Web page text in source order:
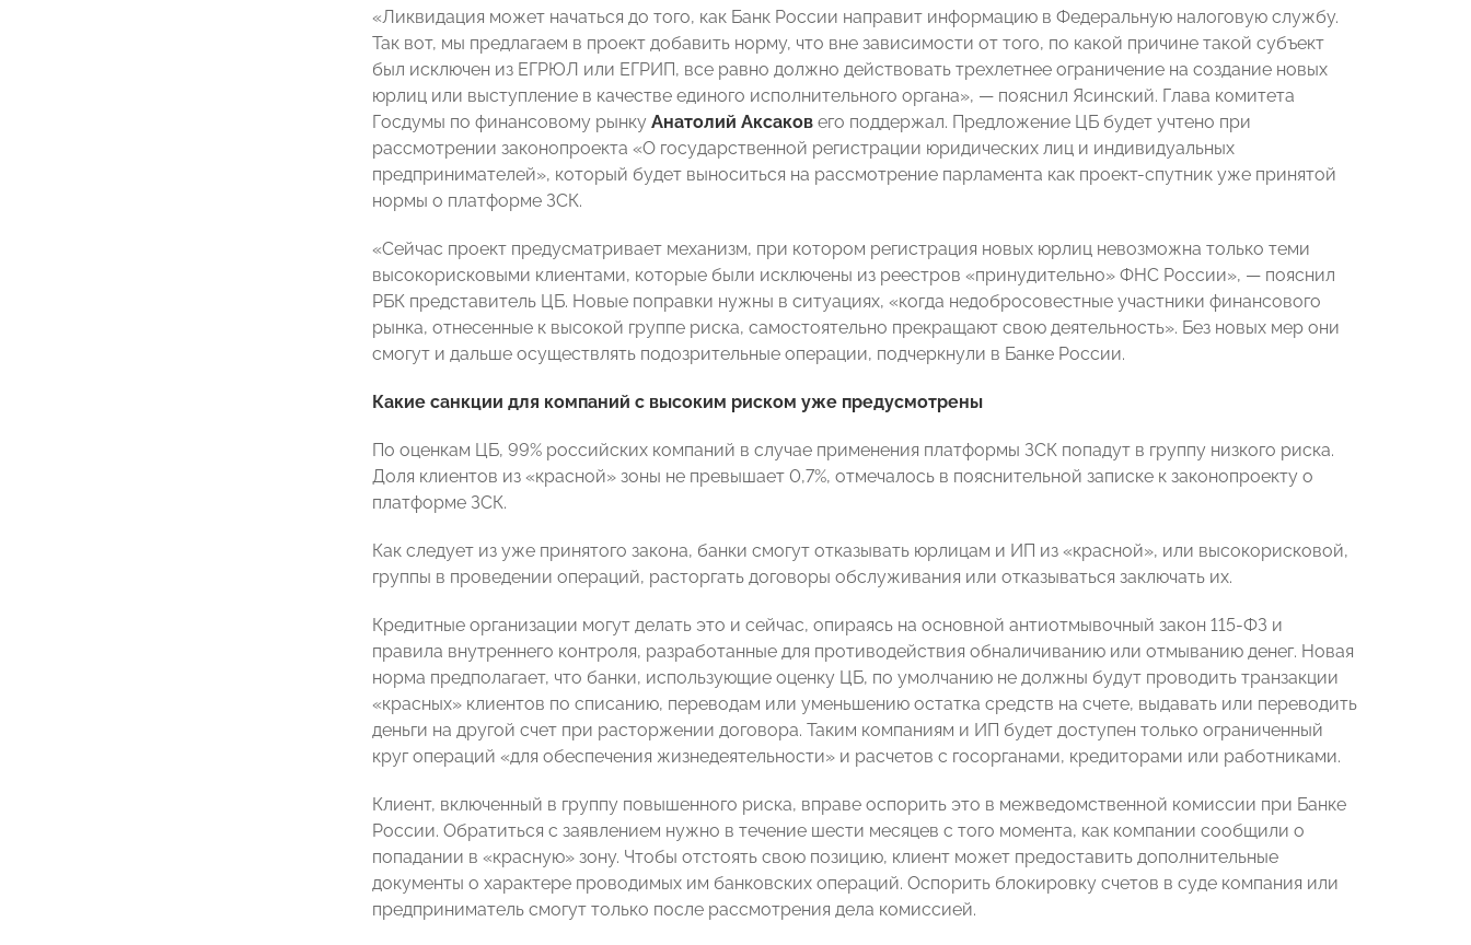
«Ликвидация может начаться до того, как Банк России направит информацию в Федеральную налоговую службу.
Так вот, мы предлагаем в проект добавить норму, что вне зависимости от того, по какой причине такой субъект
был исключен из ЕГРЮЛ или ЕГРИП, все равно должно действовать трехлетнее ограничение на создание новых
юрлиц или выступление в качестве единого исполнительного органа», — пояснил Ясинский. Глава комитета
Госдумы по финансовому рынку Анатолий Аксаков его поддержал. Предложение ЦБ будет учтено при
рассмотрении законопроекта «О государственной регистрации юридических лиц и индивидуальных
предпринимателей», который будет выноситься на рассмотрение парламента как проект-спутник уже принятой
нормы о платформе ЗСК.
«Сейчас проект предусматривает механизм, при котором регистрация новых юрлиц невозможна только теми
высокорисковыми клиентами, которые были исключены из реестров «принудительно» ФНС России», — пояснил
РБК представитель ЦБ. Новые поправки нужны в ситуациях, «когда недобросовестные участники финансового
рынка, отнесенные к высокой группе риска, самостоятельно прекращают свою деятельность». Без новых мер они
смогут и дальше осуществлять подозрительные операции, подчеркнули в Банке России.
Какие санкции для компаний с высоким риском уже предусмотрены
По оценкам ЦБ, 99% российских компаний в случае применения платформы ЗСК попадут в группу низкого риска.
Доля клиентов из «красной» зоны не превышает 0,7%, отмечалось в пояснительной записке к законопроекту о
платформе ЗСК.
Как следует из уже принятого закона, банки смогут отказывать юрлицам и ИП из «красной», или высокорисковой,
группы в проведении операций, расторгать договоры обслуживания или отказываться заключать их.
Кредитные организации могут делать это и сейчас, опираясь на основной антиотмывочный закон 115-ФЗ и
правила внутреннего контроля, разработанные для противодействия обналичиванию или отмыванию денег. Новая
норма предполагает, что банки, использующие оценку ЦБ, по умолчанию не должны будут проводить транзакции
«красных» клиентов по списанию, переводам или уменьшению остатка средств на счете, выдавать или переводить
деньги на другой счет при расторжении договора. Таким компаниям и ИП будет доступен только ограниченный
круг операций «для обеспечения жизнедеятельности» и расчетов с госорганами, кредиторами или работниками.
Клиент, включенный в группу повышенного риска, вправе оспорить это в межведомственной комиссии при Банке
России. Обратиться с заявлением нужно в течение шести месяцев с того момента, как компании сообщили о
попадании в «красную» зону. Чтобы отстоять свою позицию, клиент может предоставить дополнительные
документы о характере проводимых им банковских операций. Оспорить блокировку счетов в суде компания или
предприниматель смогут только после рассмотрения дела комиссией.